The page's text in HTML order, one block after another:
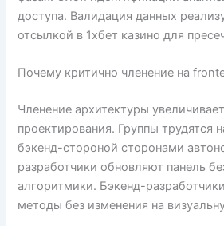
доступа. Валидация данных
отсылкой в 1хбет казино для
Почему критично членение на
Членение архитектуры
проектирования. Группы трудятся
бэкенд-стороной сторонами
разработчики обновляют панель
алгоритмики. Бэкенд-
методы без изменения на